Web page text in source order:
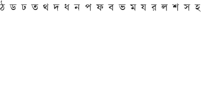
ঠ ড ঢ ত থ দ ধ ন প ফ ব ভ ম য র ল শ স হ